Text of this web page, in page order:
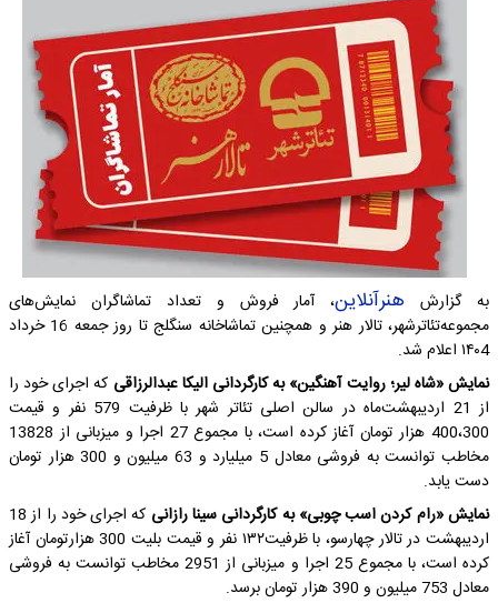
به گزارش هنرآنلاین، آمار فروش و تعداد تماشاگران نمایش‌های
مجموعه‌تئاترشهر، تالار ‌هنر و همچنین تماشاخانه سنگلج تا روز جمعه 16 خرداد
۱۴۰4 اعلام شد.
نمایش «شاه لیر؛ روایت آهنگین» به کارگردانی الیکا عبدالرزاقی که اجرای خود را
از 21 اردیبهشت‌ماه در سالن اصلی تئاتر شهر با ظرفیت 579 نفر و قیمت
400،300 هزار تومان آغاز کرده است، با مجموع 27 اجرا و میزبانی از 13828
مخاطب توانست به فروشی معادل 5 میلیارد و 63 میلیون و 300 هزار تومان
دست یابد.
نمایش «رام کردن اسب چوبی» به کارگردانی سینا رازانی
که اجرای خود را از 18
اردیبهشت در تالار چهارسو، با ظرفیت۱۳۲ نفر و قیمت بلیت 300 هزارتومان آغاز
کرده است، با مجموع 25 اجرا و میزبانی از 2951 مخاطب توانست به فروشی
معادل 753 میلیون و 390 هزار تومان برسد.